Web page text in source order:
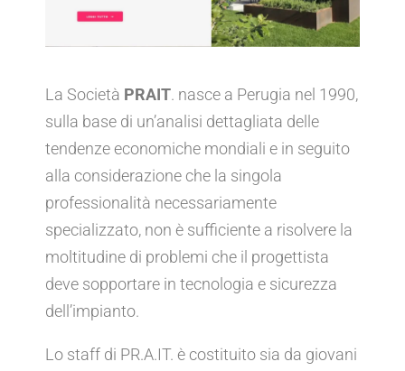
La Società PRAIT. nasce a Perugia nel 1990,
sulla base di un’analisi dettagliata delle
tendenze economiche mondiali e in seguito
alla considerazione che la singola
professionalità necessariamente
specializzato, non è sufficiente a risolvere la
moltitudine di problemi che il progettista
deve sopportare in tecnologia e sicurezza
dell’impianto.
Lo staff di PR.A.IT. è costituito sia da giovani